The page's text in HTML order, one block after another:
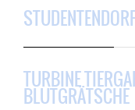
TURBINE
BLUTGRÄTSCHE